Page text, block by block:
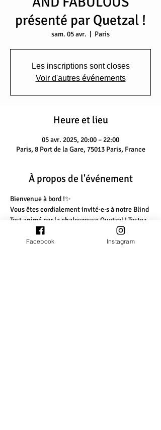
présenté par Quetzal !
sam. 05 avr.
  |
Paris
Les inscriptions sont closes
Voir d'autres événements
Heure et lieu
05 avr. 2025, 20:00 – 22:00
Paris, 8 Port de la Gare, 75013 Paris, France
À propos de l'événement
Bienvenue à bord !✨
Vous êtes cordialement invité·e·s à notre Blind
Test animé par la chaleureuse Quetzal ! Testez
vos connaissances en musique 00s française
et anglaise et prouvez que vous êtes la diva du
Facebook Instagram